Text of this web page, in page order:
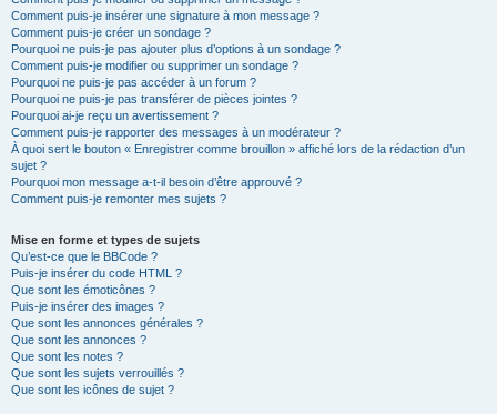
Comment puis-je insérer une signature à mon message ?
Comment puis-je créer un sondage ?
Pourquoi ne puis-je pas ajouter plus d’options à un sondage ?
Comment puis-je modifier ou supprimer un sondage ?
Pourquoi ne puis-je pas accéder à un forum ?
Pourquoi ne puis-je pas transférer de pièces jointes ?
Pourquoi ai-je reçu un avertissement ?
Comment puis-je rapporter des messages à un modérateur ?
À quoi sert le bouton « Enregistrer comme brouillon » affiché lors de la rédaction d’un
sujet ?
Pourquoi mon message a-t-il besoin d’être approuvé ?
Comment puis-je remonter mes sujets ?
Mise en forme et types de sujets
Qu’est-ce que le BBCode ?
Puis-je insérer du code HTML ?
Que sont les émoticônes ?
Puis-je insérer des images ?
Que sont les annonces générales ?
Que sont les annonces ?
Que sont les notes ?
Que sont les sujets verrouillés ?
Que sont les icônes de sujet ?